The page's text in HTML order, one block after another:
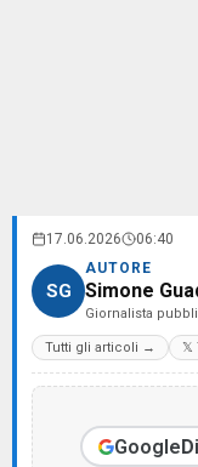
17.06.2026 06:40
SG
AUTORE
Simone
Giornalista
Tutti gli articoli → 𝕏
Google